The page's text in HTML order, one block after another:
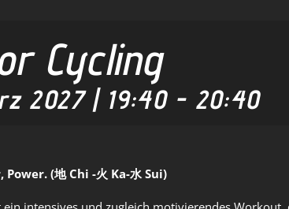
Cycling
2027 | 19:40- 20:40
(地 Chi -火 Ka-水 Sui)